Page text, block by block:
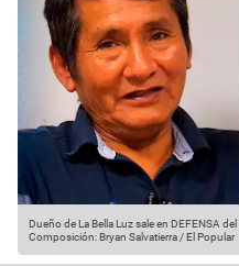
Dueño de La Bella Luz sale en DEFENSA
Composición: Bryan Salvatierra / El Popular